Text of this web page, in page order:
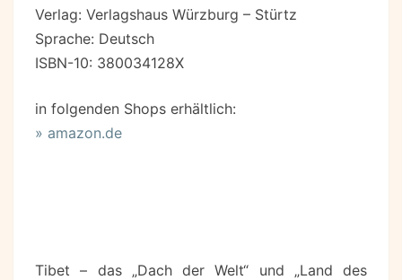
Verlag: Verlagshaus Würzburg – Stürtz
Sprache: Deutsch
ISBN-10: 380034128X
in folgenden Shops erhältlich:
» amazon.de
Tibet – das „Dach der Welt“ und „Land des